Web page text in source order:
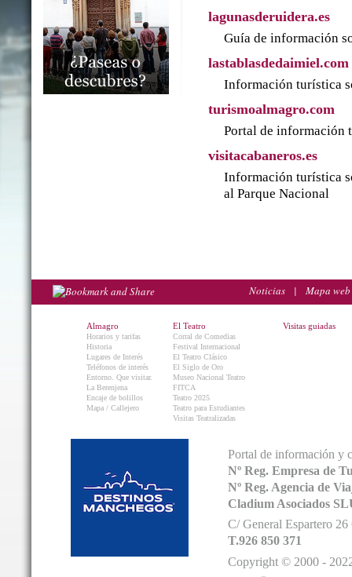
lagunasderuidera.es
Guía de información
lastablasdedaimiel.com
Información turística
turismoalmagro.com
Portal de información
visitacabaneros.es
Información turística
al Parque Nacional
Noticias | Mapa web
Almagro
Horarios y tarifas
Historia
Lugares de Interés
Teléfonos de interés
Entorno. Que visitar.
La Berenjena
Encaje de bolillos
Mapa / Callejero
El Teatro
Corral de Comedias
Festival Internacional
El Teatro Clásico
El Siglo de Oro
Museo Nacional Teatro
FITCA
Teatro 2025
Teatro para Estudiantes
Visitas Teatralizadas
Visitas guiadas
Portal de información y
Nº Reg. Empresa de
Nº Reg. Agencia de
Cladium Asociados
C/ General Espartero
T.926 850 371
Copyright © 2000 -